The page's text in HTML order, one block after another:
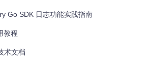
践
利用日志级别来区分错误、警告、信息和调试消
Go SDK 日志功能实践指南
教程
术文档